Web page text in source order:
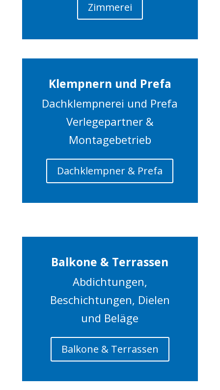
Zimmerei
Klempnern und Prefa
Dachklempnerei und Prefa
Verlegepartner &
Montagebetrieb
Dachklempner & Prefa
Balkone & Terrassen
Abdichtungen,
Beschichtungen, Dielen
und Beläge
Balkone & Terrassen